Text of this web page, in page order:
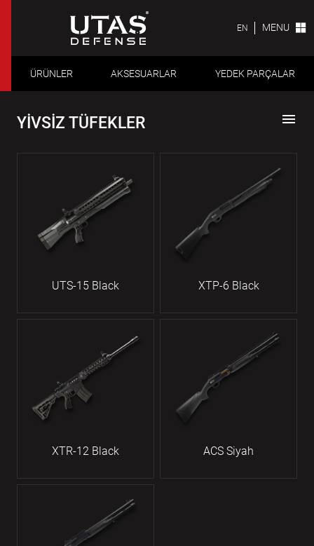
EN MENU
ÜRÜNLER AKSESUARLAR YEDEK PARÇALAR
YİVSİZ TÜFEKLER menu
UTS-15 Black XTP-6 Black
XTR-12 Black ACS Siyah